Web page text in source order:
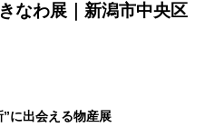
なわ展｜新潟市中央区
に出会える物産展